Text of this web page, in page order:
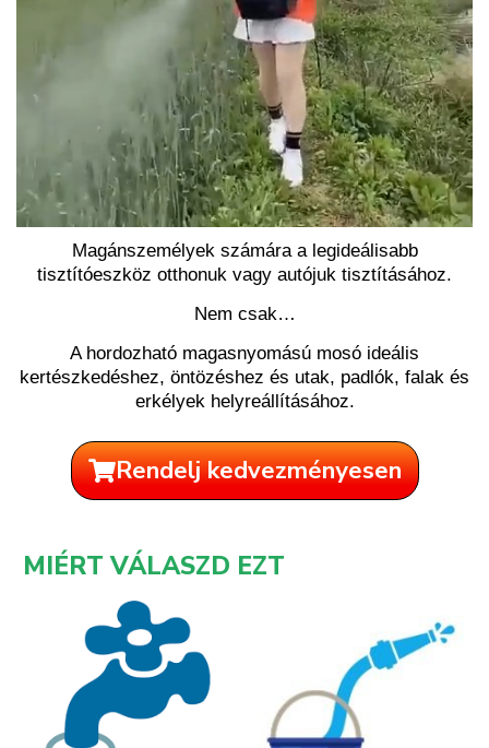
Magánszemélyek számára a legideálisabb
tisztítóeszköz otthonuk vagy autójuk tisztításához.
Nem csak…
A hordozható magasnyomású mosó ideális
kertészkedéshez, öntözéshez és utak, padlók, falak és
erkélyek helyreállításához.
Rendelj kedvezményesen
MIÉRT VÁLASZD EZT